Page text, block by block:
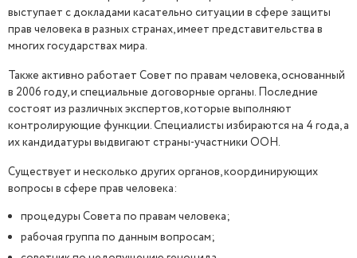
выступает с докладами касательно ситуации в сфере защиты
прав человека в разных странах, имеет представительства в
многих государствах мира.
Также активно работает Совет по правам человека, основанный
в 2006 году, и специальные договорные органы. Последние
состоят из различных экспертов, которые выполняют
контролирующие функции. Специалисты избираются на 4 года, а
их кандидатуры выдвигают страны-участники ООН.
Существует и несколько других органов, координирующих
вопросы в сфере прав человека:
процедуры Совета по правам человека;
рабочая группа по данным вопросам;